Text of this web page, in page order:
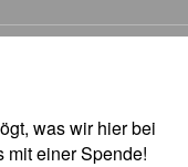
was wir hier bei
mit einer Spende!